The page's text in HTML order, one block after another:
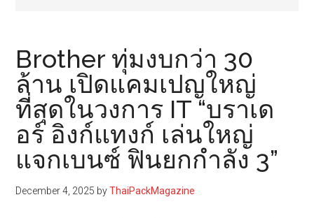
Brother ทุ่มงบกว่า 30
ล้าน เปิดแคมเปญใหญ่
ที่สุดในวงการ IT “บราเด
อร์ อิงก์แทงก์ เล่นใหญ่
แจกเบนซ์ ฟินยกกำลัง 3”
December 4, 2025 byThaiPackMagazine